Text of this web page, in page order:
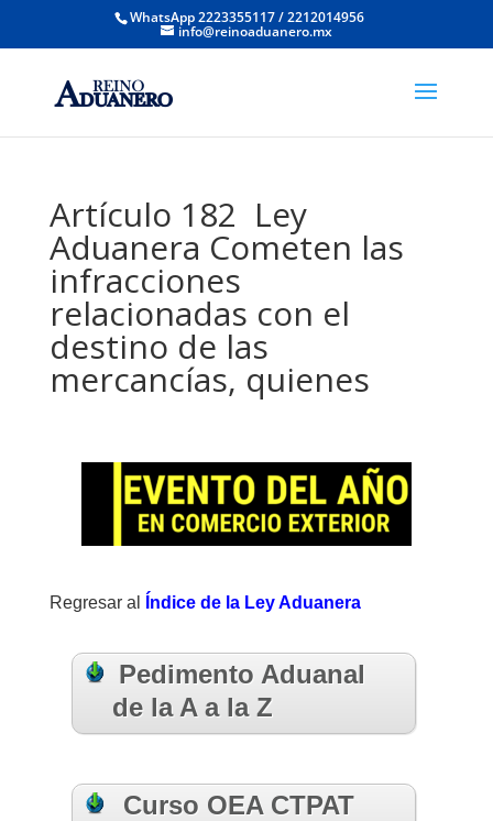
WhatsApp 2223355117 / 2212014956
info@reinoaduanero.mx
Artículo 182 Ley
Aduanera Cometen las
infracciones
relacionadas con el
destino de las
mercancías, quienes
Regresar al Índice de la Ley Aduanera
Pedimento Aduanal
de la A a la Z
Curso OEA CTPAT